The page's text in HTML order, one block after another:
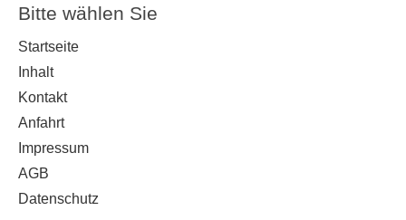
Bitte wählen Sie
Startseite
Inhalt
Kontakt
Anfahrt
Impressum
AGB
Datenschutz